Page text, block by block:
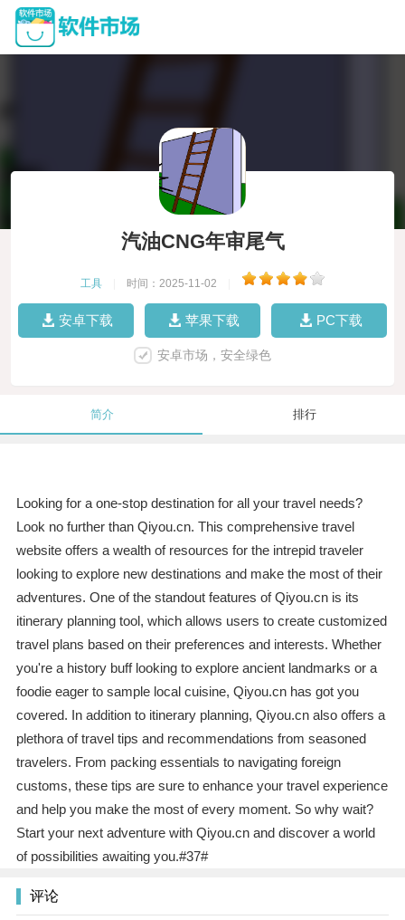
汽油CNG年审尾气
工具 时间：2025-11-02
安卓下载 苹果下载 PC下载
安卓市场，安全绿色
简介 排行
Looking for a one-stop destination for all your travel needs?
Look no further than Qiyou.cn. This comprehensive travel
website offers a wealth of resources for the intrepid traveler
looking to explore new destinations and make the most of their
adventures. One of the standout features of Qiyou.cn is its
itinerary planning tool, which allows users to create customized
travel plans based on their preferences and interests. Whether
you're a history buff looking to explore ancient landmarks or a
foodie eager to sample local cuisine, Qiyou.cn has got you
covered. In addition to itinerary planning, Qiyou.cn also offers a
plethora of travel tips and recommendations from seasoned
travelers. From packing essentials to navigating foreign
customs, these tips are sure to enhance your travel experience
and help you make the most of every moment. So why wait?
Start your next adventure with Qiyou.cn and discover a world
of possibilities awaiting you.#37#
评论